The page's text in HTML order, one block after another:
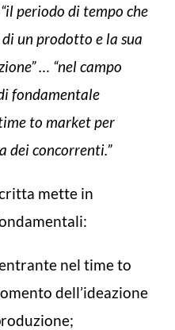
“il periodo di tempo che
un prodotto e la sua
… “nel campo
fondamentale
to market per
dei concorrenti.”
mette in
nel time to
dell’ideazione